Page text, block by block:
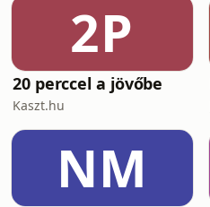
2P
20 perccel a jövőbe
Kaszt.hu
NM